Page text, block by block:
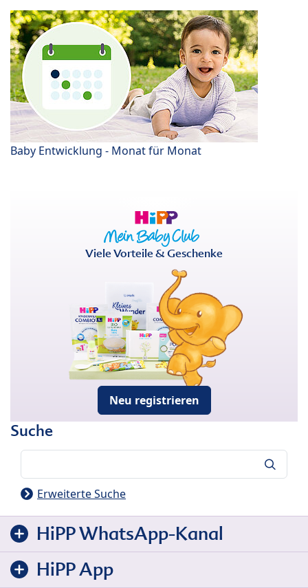
Baby Entwicklung - Monat für Monat
Viele Vorteile & Geschenke
Neu registrieren
Suche
Erweiterte Suche
HiPP WhatsApp-Kanal
HiPP App